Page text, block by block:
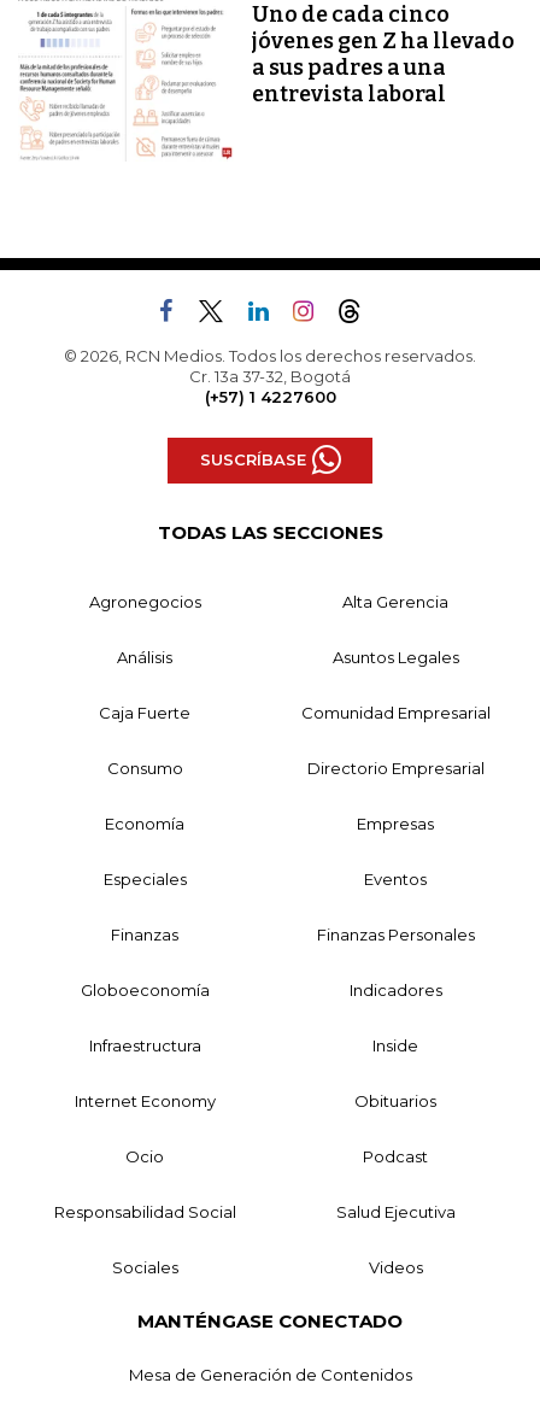
Uno de cada cinco
jóvenes gen Z ha llevado
a sus padres a una
entrevista laboral
© 2026, RCN Medios. Todos los derechos reservados.
Cr. 13a 37-32, Bogotá
(+57) 1 4227600
SUSCRÍBASE
TODAS LAS SECCIONES
Agronegocios Alta Gerencia
Análisis Asuntos Legales
Caja Fuerte Comunidad Empresarial
Consumo Directorio Empresarial
Economía Empresas
Especiales Eventos
Finanzas Finanzas Personales
Globoeconomía Indicadores
Infraestructura Inside
Internet Economy Obituarios
Ocio Podcast
Responsabilidad Social Salud Ejecutiva
Sociales Videos
MANTÉNGASE CONECTADO
Mesa de Generación de Contenidos